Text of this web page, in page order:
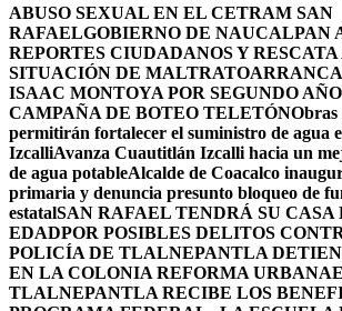
ABUSO SEXUAL EN EL CETRAM SAN
RAFAELGOBIERNO DE NAUCALPAN
REPORTES CIUDADANOS Y
SITUACIÓN DE MALTRATO
ISAAC MONTOYA POR SEGUNDO
CAMPAÑA DE BOTEO TELETÓNObras
permitirán fortalecer el suministro de agua
IzcalliAvanza Cuautitlán Izcalli hacia un
de agua potableAlcalde de Coacalco
primaria y denuncia presunto bloqueo de
estatalSAN RAFAEL TENDRÁ SU
EDADPOR POSIBLES DELITOS
POLICÍA DE TLALNEPANTLA
EN LA COLONIA REFORMA URBANA
TLALNEPANTLA RECIBE LOS